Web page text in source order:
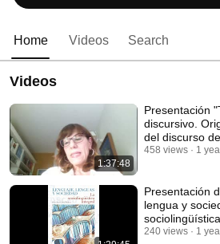
Home Videos Search
Videos
1:37:48
Presentación
discursivo.
del discurso
reaccionaria
458 views 1
Presentación
lengua y
240 views 1